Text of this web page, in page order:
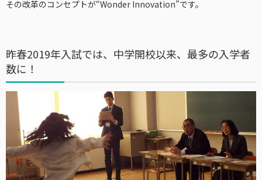
その改革のコンセプトが“Wonder Innovation”です。
昨春2019年入試では、中学開校以来、最多の入学者
数に！